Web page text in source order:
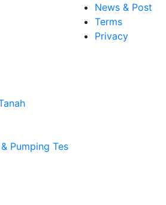
News & Post
Terms
Privacy
Pumping Tes